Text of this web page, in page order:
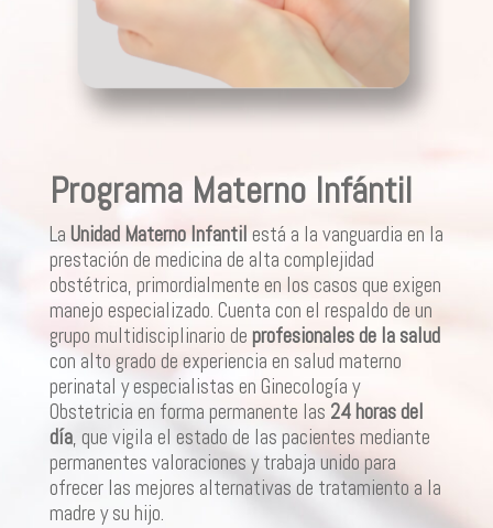
Programa Materno Infántil
La Unidad Materno Infantil está a la vanguardia en la
prestación de medicina de alta complejidad
obstétrica, primordialmente en los casos que exigen
manejo especializado. Cuenta con el respaldo de un
grupo multidisciplinario de profesionales de la salud
con alto grado de experiencia en salud materno
perinatal y especialistas en Ginecología y
Obstetricia en forma permanente las 24 horas del
día, que vigila el estado de las pacientes mediante
permanentes valoraciones y trabaja unido para
ofrecer las mejores alternativas de tratamiento a la
madre y su hijo.